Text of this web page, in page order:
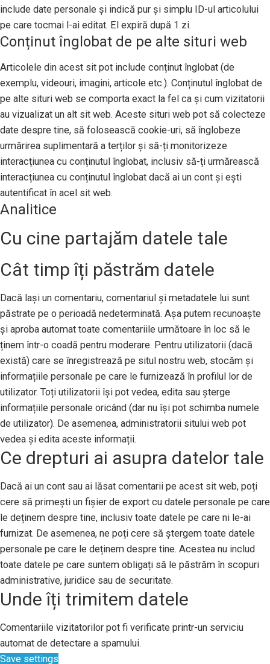
include date personale și indică pur și simplu ID-ul articolului
pe care tocmai l-ai editat. El expiră după 1 zi.
Conținut înglobat de pe alte situri web
Articolele din acest sit pot include conținut înglobat (de
exemplu, videouri, imagini, articole etc.). Conținutul înglobat de
pe alte situri web se comporta exact la fel ca și cum vizitatorii
au vizualizat un alt sit web. Aceste situri web pot să colecteze
date despre tine, să folosească cookie-uri, să înglobeze
urmărirea suplimentară a terților și să-ți monitorizeze
interacțiunea cu conținutul înglobat, inclusiv să-ți urmărească
interacțiunea cu conținutul înglobat dacă ai un cont și ești
autentificat în acel sit web.
Analitice
Cu cine partajăm datele tale
Cât timp îți păstrăm datele
Dacă lași un comentariu, comentariul și metadatele lui sunt
păstrate pe o perioadă nedeterminată. Așa putem recunoaște
și aproba automat toate comentariile următoare în loc să le
ținem într-o coadă pentru moderare. Pentru utilizatorii (dacă
există) care se înregistrează pe situl nostru web, stocăm și
informațiile personale pe care le furnizează în profilul lor de
utilizator. Toți utilizatorii își pot vedea, edita sau șterge
informațiile personale oricând (dar nu își pot schimba numele
de utilizator). De asemenea, administratorii sitului web pot
vedea și edita aceste informații.
Ce drepturi ai asupra datelor tale
Dacă ai un cont sau ai lăsat comentarii pe acest sit web, poți
cere să primești un fișier de export cu datele personale pe care
le deținem despre tine, inclusiv toate datele pe care ni le-ai
furnizat. De asemenea, ne poți cere să ștergem toate datele
personale pe care le deținem despre tine. Acestea nu includ
toate datele pe care suntem obligați să le păstrăm în scopuri
administrative, juridice sau de securitate.
Unde îți trimitem datele
Comentariile vizitatorilor pot fi verificate printr-un serviciu
automat de detectare a spamului.
Save settings